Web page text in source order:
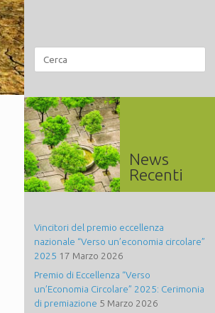
News
Recenti
Vincitori del premio eccellenza
nazionale “Verso un’economia circolare”
2025 17 Marzo 2026
Premio di Eccellenza “Verso
un’Economia Circolare” 2025: Cerimonia
di premiazione 5 Marzo 2026